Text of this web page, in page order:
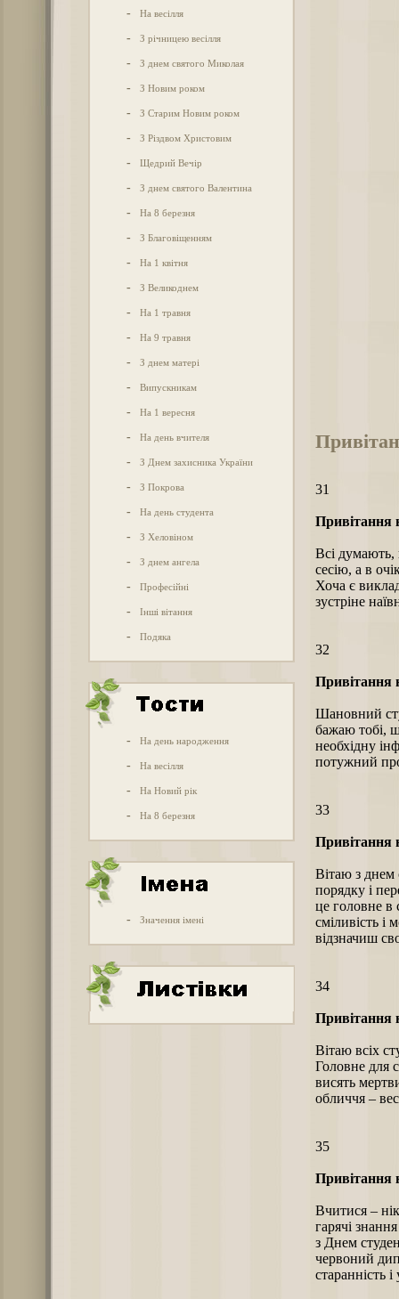
- На весілля
- З річницею весілля
- З днем святого Миколая
- З Новим роком
- З Старим Новим роком
- З Різдвом Христовим
- Щедрий Вечір
- З днем святого Валентина
- На 8 березня
- З Благовіщенням
- На 1 квітня
- З Великоднем
- На 1 травня
- На 9 травня
- З днем матері
- Випускникам
- На 1 вересня
- На день вчителя
- З Днем захисника України
- З Покрова
- На день студента
- З Хеловіном
- З днем ангела
- Професійні
- Інші вітання
- Подяка
- На день народження
- На весілля
- На Новий рік
- На 8 березня
- Значення імені
31
Привітання
Всі думають,
сесію, а в
Хоча є
зустріне
32
Привітання
Шановний
бажаю тобі,
необхідну
потужний
33
Привітання
Вітаю з днем
порядку і
це головне в
сміливість і
відзначиш
34
Привітання
Вітаю всіх
Головне для
висять
обличчя –
35
Привітання
Вчитися –
гарячі
з Днем
червоний
старанність